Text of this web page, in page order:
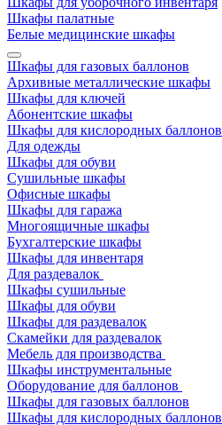
Шкафы палатные
Белые медицинские шкафы
Шкафы для газовых баллонов
Архивные металлические шкафы
Шкафы для ключей
Абонентские шкафы
Шкафы для кислородных баллонов
Для одежды
Шкафы для обуви
Сушильные шкафы
Офисные шкафы
Шкафы для гаража
Многоящичные шкафы
Бухгалтерские шкафы
Шкафы для инвентаря
Для раздевалок
Шкафы сушильные
Шкафы для обуви
Шкафы для раздевалок
Скамейки для раздевалок
Мебель для производства
Шкафы инструментальные
Оборудование для баллонов
Шкафы для газовых баллонов
Шкафы для кислородных баллонов